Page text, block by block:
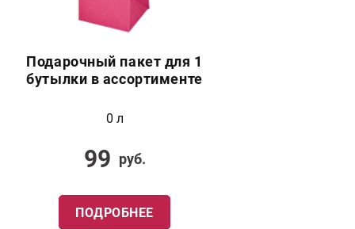
Подарочный пакет для 1
бутылки в ассортименте
0 л
99 руб.
ПОДРОБНЕЕ